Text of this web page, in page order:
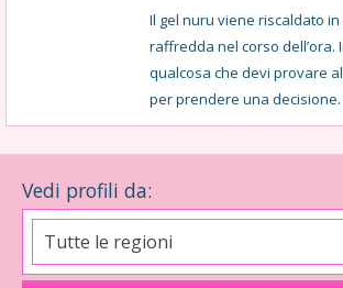
Il gel nuru viene riscaldato
raffredda nel corso dell’ora.
qualcosa che devi provare
per prendere una decisione.
Vedi profili da:
Tutte le regioni